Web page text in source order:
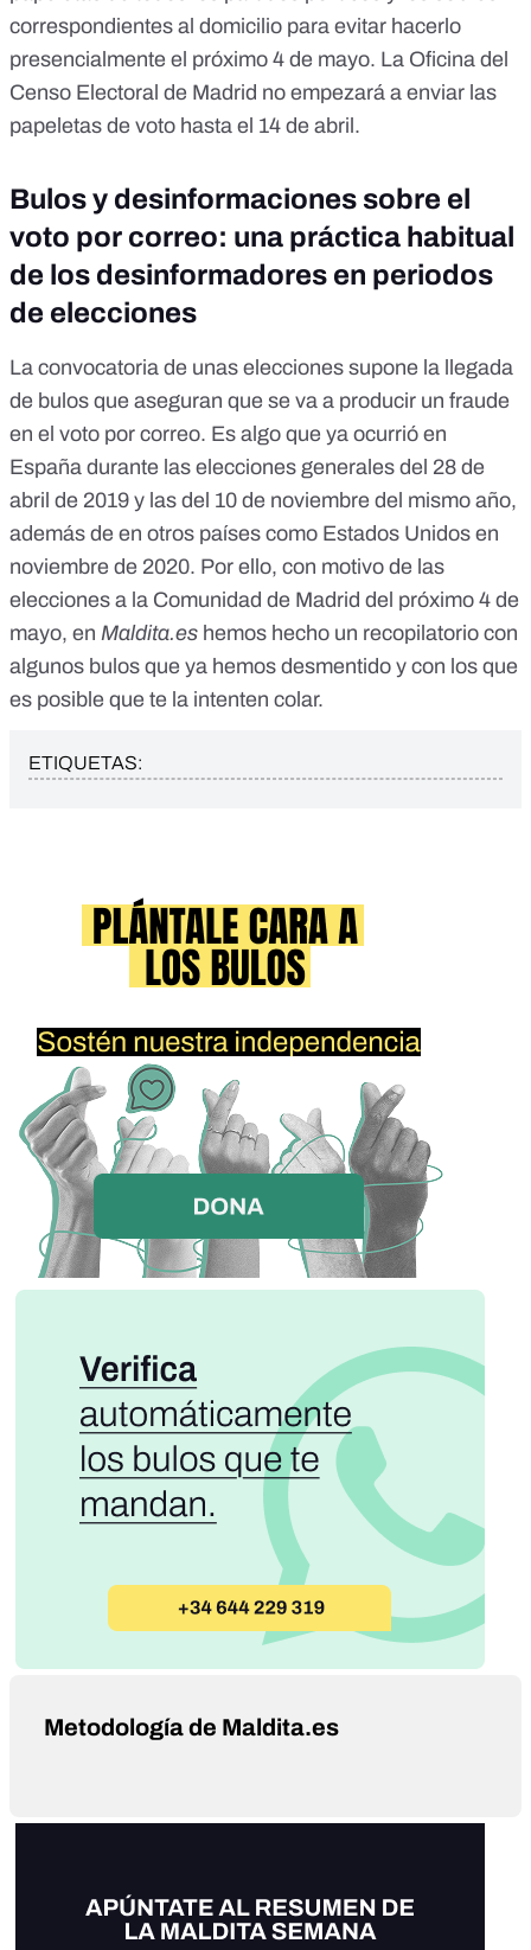
correspondientes al domicilio para evitar hacerlo
presencialmente el próximo 4 de mayo. La Oficina del
Censo Electoral de Madrid no empezará a enviar las
papeletas de voto hasta el 14 de abril.
Bulos y desinformaciones sobre el
voto por correo: una práctica habitual
de los desinformadores en periodos
de elecciones
La convocatoria de unas elecciones supone la llegada
de bulos que aseguran que se va a producir un fraude
en el voto por correo. Es algo que ya ocurrió en
España durante las elecciones generales del 28 de
abril de 2019 y las del 10 de noviembre del mismo año,
además de en otros países como Estados Unidos en
noviembre de 2020. Por ello, con motivo de las
elecciones a la Comunidad de Madrid del próximo 4 de
mayo, en Maldita.es hemos hecho un recopilatorio con
algunos bulos que ya hemos desmentido y con los que
es posible que te la intenten colar.
ETIQUETAS:
Metodología de Maldita.es